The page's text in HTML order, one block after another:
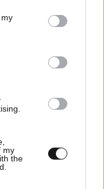
You may click to
third-party tags to
in below Google
my
the
28·06·2018 15:00
να δωσετε αυτα